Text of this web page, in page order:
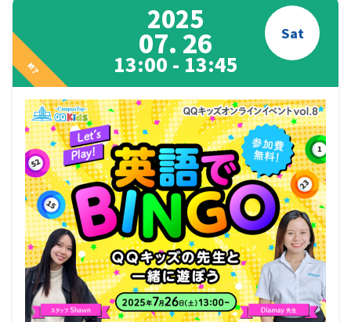
終了
2025
07. 26 Sat
13:00 - 13:45